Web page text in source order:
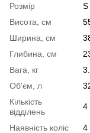
Розмір
S
Висота, см
Ширина, см
Глибина, см
Вага, кг
Об'єм, л
Кількість
відділень
4
Наявність коліс
4